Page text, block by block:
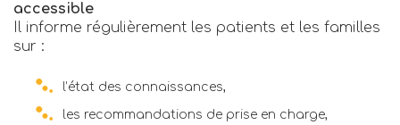
accessible
Il informe régulièrement les patients et les familles
sur :
l’état des connaissances,
les recommandations de prise en charge,